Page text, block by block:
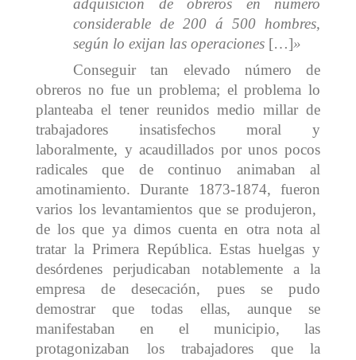
adquisición de obreros en número
considerable de 200 á 500 hombres,
según lo exijan las operaciones […]»
Conseguir tan elevado número de
obreros no fue un problema; el problema lo
planteaba el tener reunidos medio millar de
trabajadores insatisfechos moral y
laboralmente, y acaudillados por unos pocos
radicales que de continuo animaban al
amotinamiento. Durante 1873-1874, fueron
varios los levantamientos que se produjeron,
de los que ya dimos cuenta en otra nota al
tratar la Primera República. Estas huelgas y
desórdenes perjudicaban notablemente a la
empresa de desecación, pues se pudo
demostrar que todas ellas, aunque se
manifestaban en el municipio, las
protagonizaban los trabajadores que la